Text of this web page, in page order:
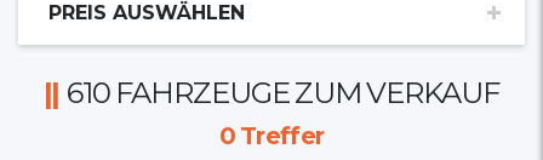
PREIS AUSWÄHLEN
610 FAHRZEUGE ZUM VERKAUF
0Treffer